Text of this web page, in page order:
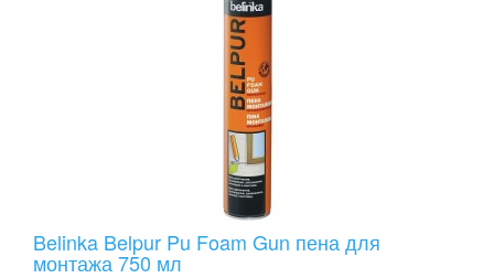
Belinka Belpur Pu Foam Gun пена для
монтажа 750 мл